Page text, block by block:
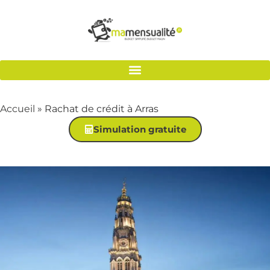
Accueil » Rachat de crédit à Arras
Simulation gratuite